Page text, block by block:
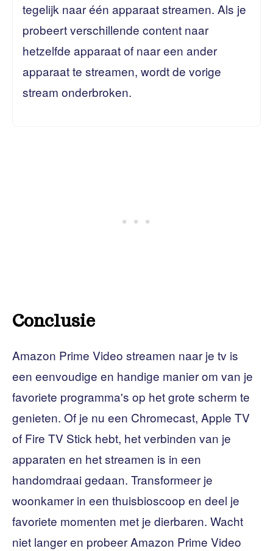
tegelijk naar één apparaat streamen. Als je
probeert verschillende content naar
hetzelfde apparaat of naar een ander
apparaat te streamen, wordt de vorige
stream onderbroken.
Conclusie
Amazon Prime Video streamen naar je tv is
een eenvoudige en handige manier om van je
favoriete programma's op het grote scherm te
genieten. Of je nu een Chromecast, Apple TV
of Fire TV Stick hebt, het verbinden van je
apparaten en het streamen is in een
handomdraai gedaan. Transformeer je
woonkamer in een thuisbioscoop en deel je
favoriete momenten met je dierbaren. Wacht
niet langer en probeer Amazon Prime Video